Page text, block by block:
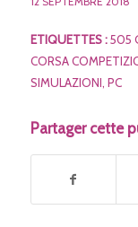
ETIQUETTES : 505
CORSA
SIMULAZIONI, PC
Partager cette